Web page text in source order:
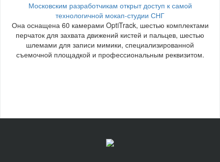
Московским разработчикам открыт доступ к самой
технологичной мокап-студии СНГ
Она оснащена 60 камерами OptiTrack, шестью комплектами
перчаток для захвата движений кистей и пальцев, шестью
шлемами для записи мимики, специализированной
съемочной площадкой и профессиональным реквизитом.